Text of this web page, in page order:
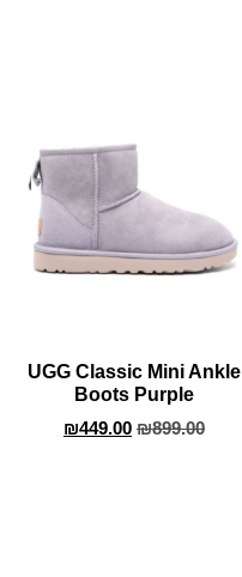
UGG Classic Mini Ankle
Boots Purple
₪899.00
₪449.00